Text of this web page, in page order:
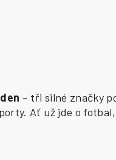
– tři silné značky
Ať už jde o